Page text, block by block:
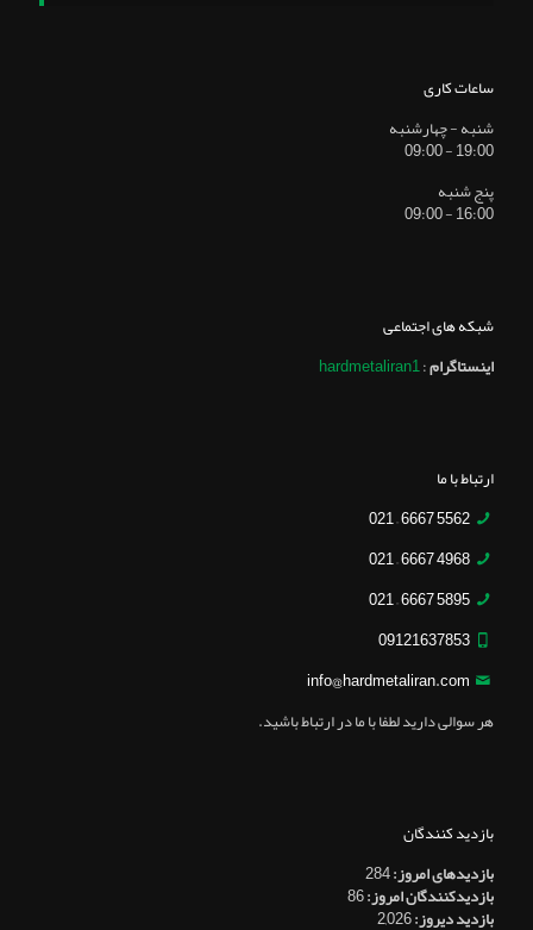
ساعات کاری
شنبه - چهارشنبه
19:00 - 09:00
پنج شنبه
16:00 - 09:00
شبکه های اجتماعی
اینستاگرام:
hardmetaliran1
ارتباط با ما
5562 6667 – 021
4968 6667 – 021
5895 6667 – 021
09121637853
info@hardmetaliran.com
هر سوالی دارید لطفا با ما در ارتباط باشید.
بازدید کنندگان
بازدیدهای امروز:284
بازدیدکنندگان امروز:86
بازدید دیروز:2,026